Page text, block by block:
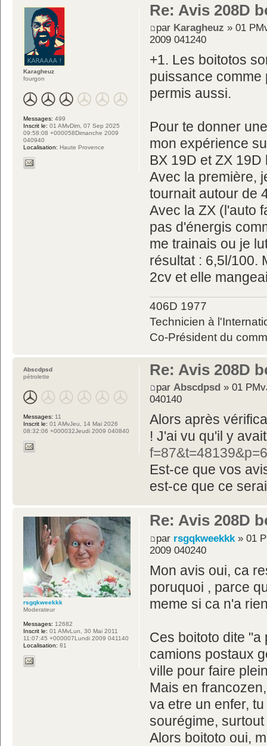
Re: Avis 208D
par Karagheuz » 01
2009 041240
+1. Les boitotos
puissance comme
permis aussi.
Pour te donner
mon expérience
BX 19D et ZX 19D
Avec la première,
tournait autour de
Avec la ZX (l'auto
pas d'énergis
me trainais ou je
résultat : 6,5l/100.
2cv et elle
406D 1977
Technicien à
Co-Président du
Karagheuz
fourgon
Messages: 499
Inscrit le: 01 AMvDim, 07 Sep 2025
09:58:08 +000058Dimanche 2009
040940
Localisation: Haute Provence
Re: Avis 208D
parAbscdpsd » 01
040140
Alors après
! J'ai vu qu'il y
Est-ce que vos
est-ce que ce
Abscdpsd
pétrolette
Messages: 11
Inscrit le: 01 AMvJeu, 14 Mai 2026
08:32:06 +000032Jeudi 2009 040840
Re: Avis 208D
par rsgqkweekkk » 01
2009 040240
Mon avis oui, ca
poruquoi , parce
meme si ca n'a
Ces boitoto dite
camions postaux
ville pour faire
Mais en
va etre un enfer,
sourégime,
Alors boitoto oui,
rsgqkweekkk
Moderateur
Messages: 12682
Inscrit le: 01 AMvLun, 30 Mai 2011
11:07:45 +000007Lundi 2009 041140
Localisation: 81